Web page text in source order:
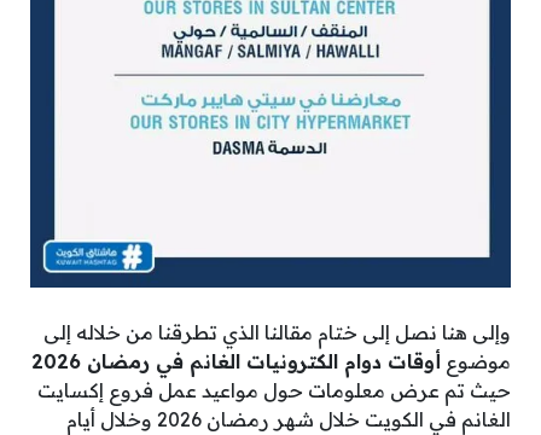
وإلى هنا نصل إلى ختام مقالنا الذي تطرقنا من خلاله إلى
موضوع أوقات دوام الكترونيات الغانم في رمضان 2026
حيث تم عرض معلومات حول مواعيد عمل فروع إكسايت
الغانم في الكويت خلال شهر رمضان 2026 وخلال أيام